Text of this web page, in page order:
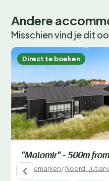
Andere
Misschien vind je dit
Direct te boeken
"Malomir" - 500m
Denemarken/Noord-